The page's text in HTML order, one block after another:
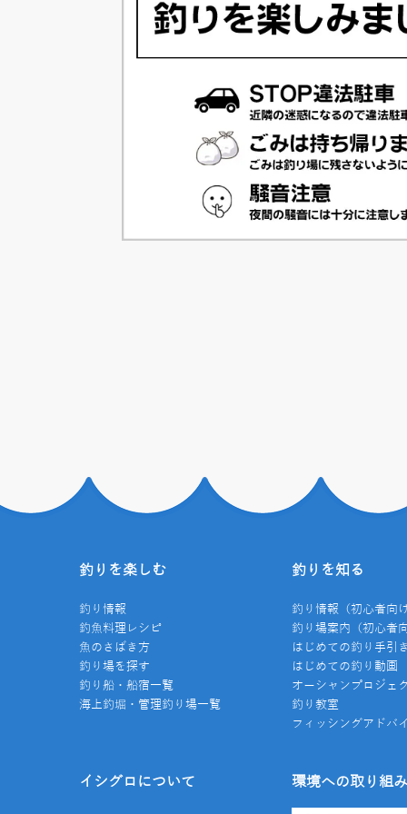
釣りを楽しむ
釣り情報
釣魚料理レシピ
魚のさばき方
釣り場を探す
釣り船・船宿一覧
海上釣堀・管理釣り場一覧
釣りを知る
釣り情報（初心者向
釣り場案内（初心者
はじめての釣り手引
はじめての釣り動画
オーシャンプロジェ
釣り教室
フィッシングアドバ
イシグロについて 環境への取り組み